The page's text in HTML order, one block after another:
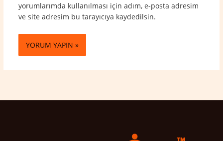
yorumlarımda kullanılması için adım, e-posta adresim
ve site adresim bu tarayıcıya kaydedilsin.